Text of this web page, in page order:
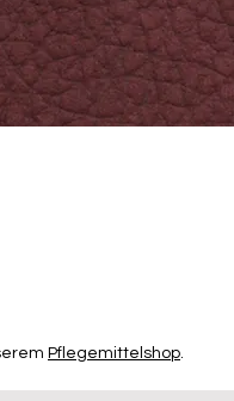
Pflegemittelshop.